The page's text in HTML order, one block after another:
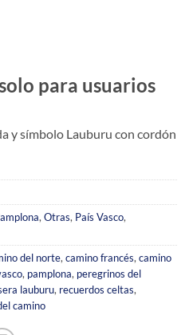
para usuarios
y símbolo Lauburu con cordón
,Otras, País Vasco,
del norte,camino francés,camino
, pamplona, peregrinos del
lauburu, recuerdos celtas,
camino